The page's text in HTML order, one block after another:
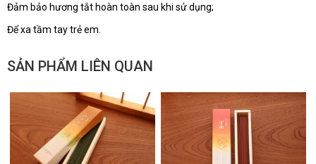
Đảm bảo hương tắt hoàn toàn sau khi sử dụng;
Để xa tầm tay trẻ em.
SẢN PHẨM LIÊN QUAN